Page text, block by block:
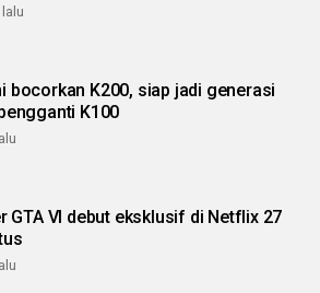
bocorkan K200, siap jadi generasi
K100
GTA VI debut eksklusif di Netflix 27